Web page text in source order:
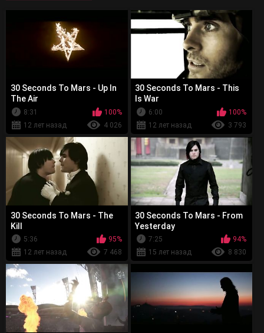
30 Seconds To Mars - Up In
The Air
8:31
100%
12 лет назад
4 026
30 Seconds To Mars - This
Is War
6:00
100%
12 лет назад
3 793
30 Seconds To Mars - The
Kill
5:36
95%
12 лет назад
7 468
30 Seconds To Mars - From
Yesterday
7:25
94%
15 лет назад
8 830